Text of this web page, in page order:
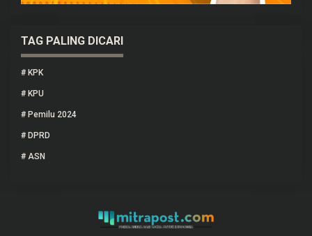
TAG PALING DICARI
# KPK
# KPU
# Pemilu 2024
# DPRD
# ASN